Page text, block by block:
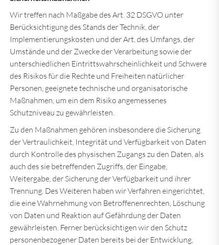
Wir treffen nach Maßgabe des Art. 32 DSGVO unter
Berücksichtigung des Stands der Technik, der
Implementierungskosten und der Art, des Umfangs, der
Umstände und der Zwecke der Verarbeitung sowie der
unterschiedlichen Eintrittswahrscheinlichkeit und Schwere
des Risikos für die Rechte und Freiheiten natürlicher
Personen, geeignete technische und organisatorische
Maßnahmen, um ein dem Risiko angemessenes
Schutzniveau zu gewährleisten.
Zu den Maßnahmen gehören insbesondere die Sicherung
der Vertraulichkeit, Integrität und Verfügbarkeit von Daten
durch Kontrolle des physischen Zugangs zu den Daten, als
auch des sie betreffenden Zugriffs, der Eingabe,
Weitergabe, der Sicherung der Verfügbarkeit und ihrer
Trennung. Des Weiteren haben wir Verfahren eingerichtet,
die eine Wahrnehmung von Betroffenenrechten, Löschung
von Daten und Reaktion auf Gefährdung der Daten
gewährleisten. Ferner berücksichtigen wir den Schutz
personenbezogener Daten bereits bei der Entwicklung,